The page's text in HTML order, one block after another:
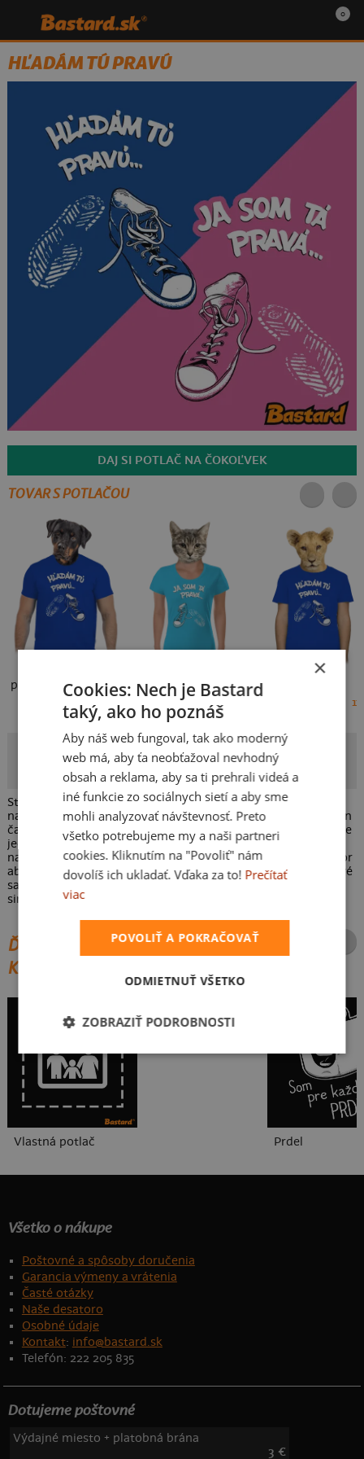
0
HĽADÁM TÚ PRAVÚ
DAJ SI POTLAČ NA ČOKOĽVEK
TOVAR S POTLAČOU
pánske tričko
18 €
dámske tričko detské tričko
MN
Autor potlače
Stále nemôžeš nájsť tu pravú? Nezúfaj, každý sa celkom
načaká, než objaví tú svoju vyvolenú. Ale vedz, že až príde ten
čas, začaruje ti ta kráska hlavu tak, že nebudeš vedieť kolko je
jedna plus jedna. Môžete si zvoliť docela voľný vzťah alebo si
naopak hýčkat svoje záväzky, je to len na vás. Len si daj pozor
aby si od tej pravej (conversky) nedostal kopačky, obidve lavé
samozrejme. To by si potom zas mohol ísť kopať za tým
single. Nezávezne!
ĎALŠIE POTLAČE Z ROVNAKEJ
KATEGÓRIE
Vlastná potlač
To je moje so ženou
Prdel
Všetko o nákupe
Poštovné a spôsoby doručenia
Garancia výmeny a vrátenia
Časté otázky
Naše desatoro
Osobné údaje
Kontakt: info@bastard.sk
Telefón: 222 205 835
Dotujeme poštovné
Výdajné miesto + platobná brána
3 €
×
Cookies: Nech je Bastard
taký, ako ho poznáš
Aby náš web fungoval, tak ako moderný
web má, aby ťa neobťažoval nevhodný
obsah a reklama, aby sa ti prehrali videá a
iné funkcie zo sociálnych sietí a aby sme
mohli analyzovať návštevnosť. Preto
všetko potrebujeme my a naši partneri
cookies. Kliknutím na "Povoliť" nám
dovolíš ich ukladať. Vďaka za to! Prečítať
viac
POVOLIŤ A POKRAČOVAŤ
ODMIETNUŤ VŠETKO
ZOBRAZIŤ PODROBNOSTI